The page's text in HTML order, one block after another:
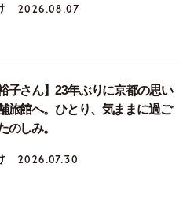
2026.08.07
子さん】23年ぶりに京都の思い
旅館へ。ひとり、気ままに過ご
のしみ。
2026.07.30